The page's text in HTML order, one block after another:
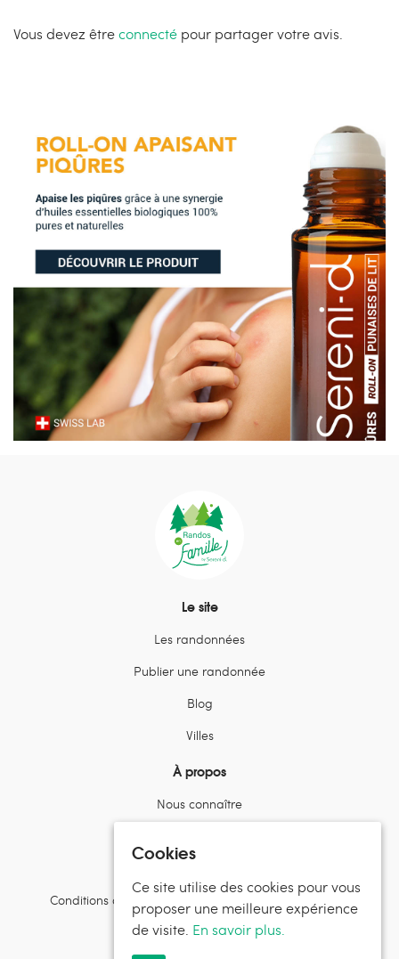
Vous devez êtreconnecté pour partager votre avis.
Le site
Les randonnées
Publier une randonnée
Blog
Villes
À propos
Nous connaître
Conditions d’utilisation et politiques de confidentialité
Suivez Randos en Famille
Cookies
Ce site utilise des cookies pour vous
proposer une meilleure expérience
de visite. En savoir plus.